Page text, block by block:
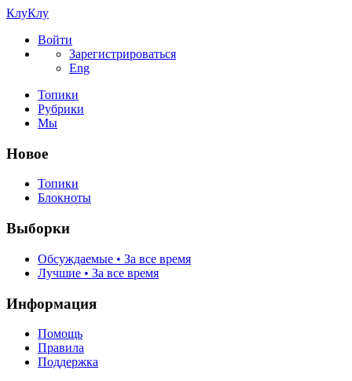
КлуКлу
Войти
Зарегистрироваться
Eng
Топики
Рубрики
Мы
Новое
Топики
Блокноты
Выборки
Обсуждаемые • За все время
Лучшие • За все время
Информация
Помощь
Правила
Поддержка